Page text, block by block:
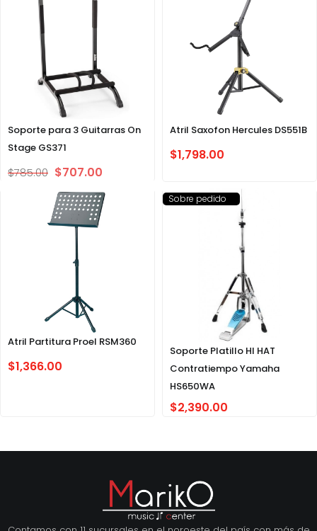
Soporte para 3 Guitarras On
Stage GS371
$785.00 $707.00
Atril Saxofon Hercules DS551B
$1,798.00
Atril Partitura Proel RSM360
$1,366.00
Sobre pedido
Soporte Platillo HI HAT
Contratiempo Yamaha
HS650WA
$2,390.00